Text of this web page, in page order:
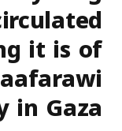
it is of
Gaza